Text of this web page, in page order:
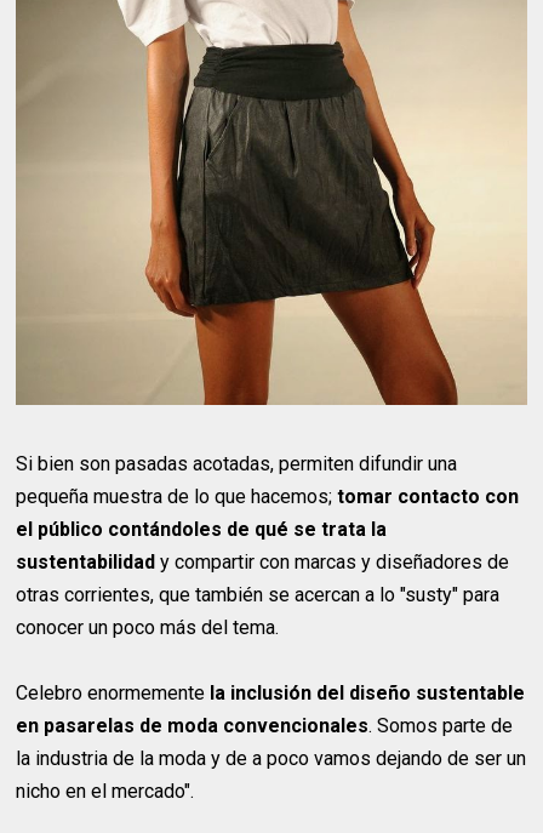
Si bien son pasadas acotadas, permiten difundir una
pequeña muestra de lo que hacemos;tomar contacto con
el público contándoles de qué se trata la
sustentabilidad y compartir con marcas y diseñadores de
otras corrientes, que también se acercan a lo "susty" para
conocer un poco más del tema.
Celebro enormemente la inclusión del diseño sustentable
en pasarelas de moda convencionales. Somos parte de
la industria de la moda y de a poco vamos dejando de ser un
nicho en el mercado".